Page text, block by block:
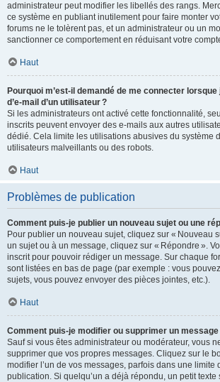
administrateur peut modifier les libellés des rangs.
ce système en publiant inutilement pour faire monter
forums ne le tolèrent pas, et un administrateur ou un
sanctionner ce comportement en réduisant votre
Haut
Pourquoi m’est-il demandé de me connecter
d’e-mail d’un utilisateur ?
Si les administrateurs ont activé cette fonctionnalité,
inscrits peuvent envoyer des e-mails aux autres
dédié. Cela limite les utilisations abusives du système
utilisateurs malveillants ou des robots.
Haut
Problèmes de publication
Comment puis-je publier un nouveau sujet ou une
Pour publier un nouveau sujet, cliquez sur « Nouveau
un sujet ou à un message, cliquez sur « Répondre ».
inscrit pour pouvoir rédiger un message. Sur chaque
sont listées en bas de page (par exemple : vous
sujets, vous pouvez envoyer des pièces jointes, etc.).
Haut
Comment puis-je modifier ou supprimer un message
Sauf si vous êtes administrateur ou modérateur, vous
supprimer que vos propres messages. Cliquez sur le
modifier l’un de vos messages, parfois dans une limite
publication. Si quelqu’un a déjà répondu, un petit texte